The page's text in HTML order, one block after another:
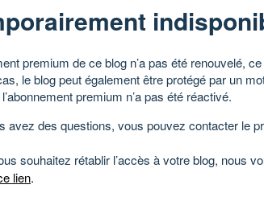
premium de ce blog n’a pas été renouvelé,
le blog peut également être protégé par un
premium n’a pas été réactivé.
avez des questions, vous pouvez contacter le
souhaitez rétablir l’accès à votre blog, nous
lien.